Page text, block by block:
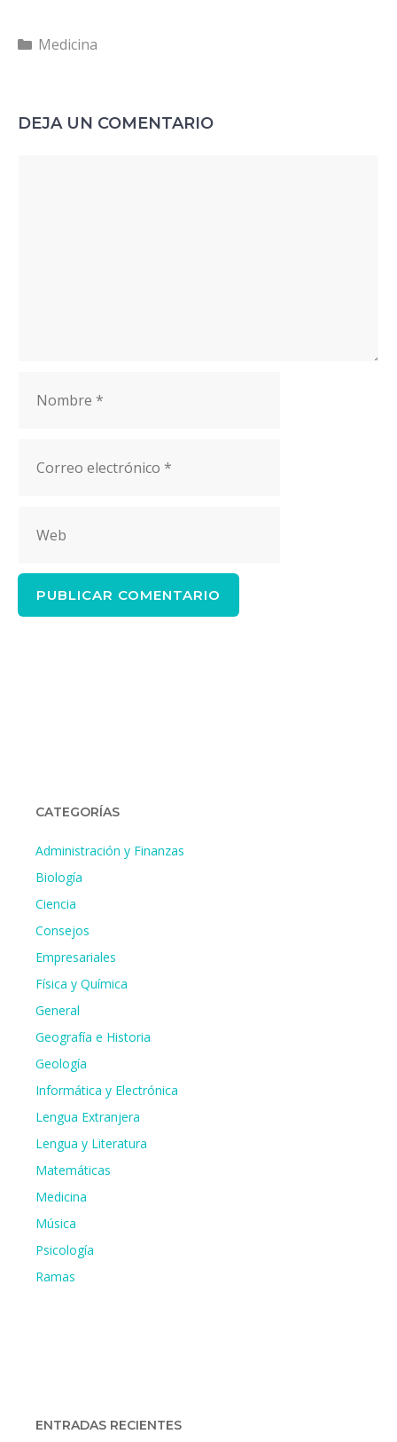
Categorías
Medicina
DEJA UN COMENTARIO
electrónico
CATEGORÍAS
Administración y Finanzas
Biología
Ciencia
Consejos
Empresariales
Física y Química
General
Geografía e Historia
Geología
Informática y Electrónica
Lengua Extranjera
Lengua y Literatura
Matemáticas
Medicina
Música
Psicología
Ramas
ENTRADAS RECIENTES